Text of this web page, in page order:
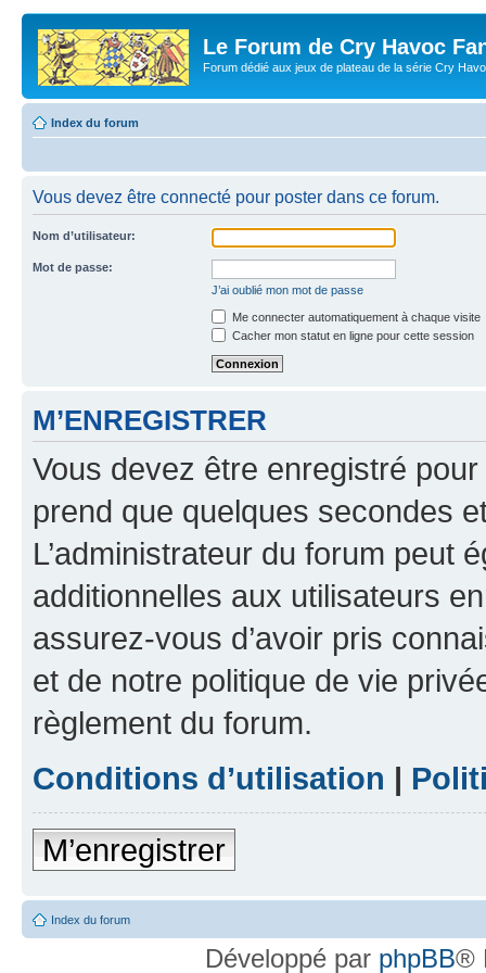
Le Forum de Cry Havoc
Forum dédié aux jeux de plateau de la série Cry
Index du forum
Vous devez être connecté pour poster dans ce forum.
Nom d’utilisateur:
Mot de passe:
J’ai oublié mon mot de passe
Me connecter automatiquement à chaque visite
Cacher mon statut en ligne pour cette session
M’ENREGISTRER
Vous devez être enregistré
prend que quelques secondes
L’administrateur du forum peut
additionnelles aux utilisateurs
assurez-vous d’avoir pris
et de notre politique de vie
règlement du forum.
Conditions d’utilisation |
M’enregistrer
Index du forum
Développé par phpBB®